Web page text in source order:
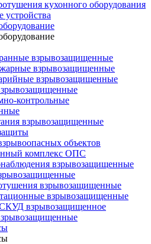
кухонного оборудования
взрывозащищенные
взрывозащищенные
взрывозащищенные
контрольные
взрывозащищенные
объектов
комплекс ОПС
взрывозащищенные
взрывозащищенные
взрывозащищенные
взрывозащищенное